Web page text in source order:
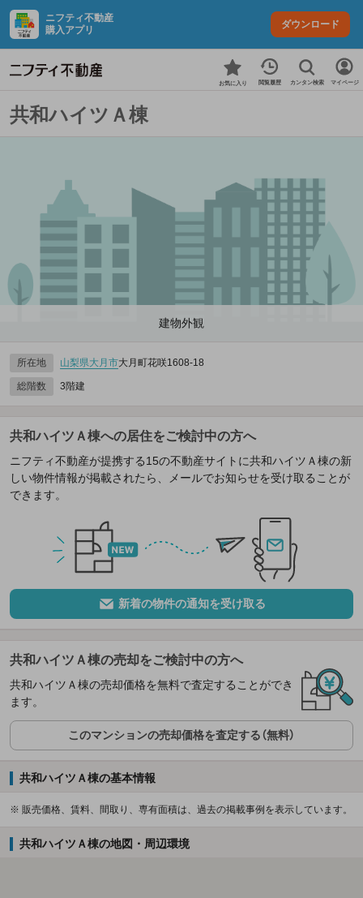
ニフティ不動産
購入アプリ
ダウンロード
お気に入り 閲覧履歴 カンタン検索 マイページ
共和ハイツＡ棟
建物外観
所在地 山梨県大月市大月町花咲1608‐18
総階数 3階建
共和ハイツＡ棟への居住をご検討中の方へ
ニフティ不動産が提携する15の不動産サイトに共和ハイツＡ棟の新
しい物件情報が掲載されたら、メールでお知らせを受け取ることが
できます。
新着の物件の通知を受け取る
共和ハイツＡ棟の売却をご検討中の方へ
共和ハイツＡ棟の売却価格を無料で査定することができ
ます。
このマンションの売却価格を査定する（無料）
共和ハイツＡ棟の基本情報
※ 販売価格、賃料、間取り、専有面積は、過去の掲載事例を表示しています。
共和ハイツＡ棟の地図・周辺環境